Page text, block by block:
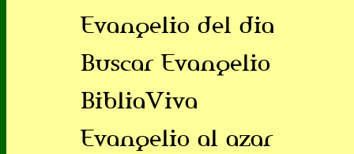
Evangelio del dia
Buscar Evangelio
BibliaViva
Evangelio al azar